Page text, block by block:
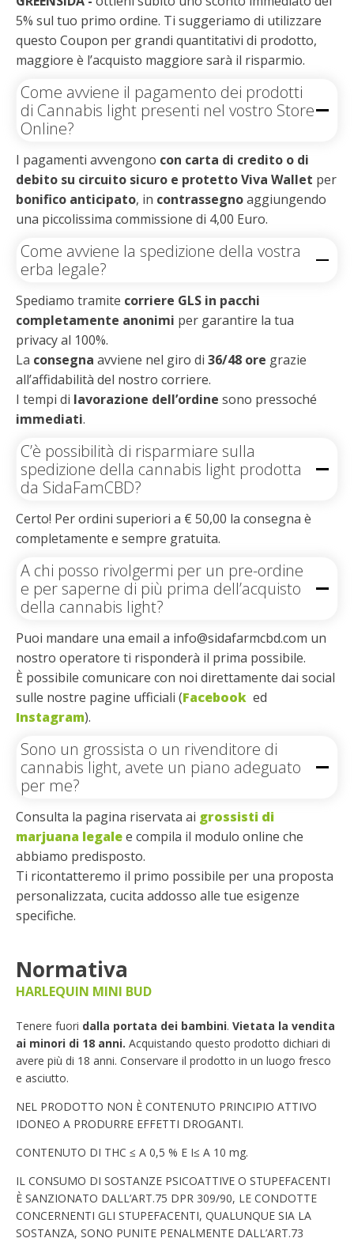
5% sul tuo primo ordine. Ti suggeriamo di utilizzare
questo Coupon per grandi quantitativi di prodotto,
maggiore è l’acquisto maggiore sarà il risparmio.
Come avviene il pagamento dei prodotti
di Cannabis light presenti nel vostro Store
Online?
I pagamenti avvengono con carta di credito o di
debito su circuito sicuro e protetto Viva Wallet per
bonifico anticipato, in contrassegnoaggiungendo
una piccolissima commissione di 4,00 Euro.
Come avviene la spedizione della vostra
erba legale?
Spediamo tramite corriere GLS in pacchi
completamente anonimi per garantire la tua
privacy al 100%.
La consegna avviene nel giro di 36/48 ore grazie
all’affidabilità del nostro corriere.
I tempi di lavorazione dell’ordine sono pressoché
immediati.
C’è possibilità di risparmiare sulla
spedizione della cannabis light prodotta
da SidaFamCBD?
Certo! Per ordini superiori a € 50,00 la consegna è
completamente e sempre gratuita.
A chi posso rivolgermi per un pre-ordine
e per saperne di più prima dell’acquisto
della cannabis light?
Puoi mandare una email a info@sidafarmcbd.com un
nostro operatore ti risponderà il prima possibile.
È possibile comunicare con noi direttamente dai social
sulle nostre pagine ufficiali (Facebook ed
Instagram).
Sono un grossista o un rivenditore di
cannabis light, avete un piano adeguato
per me?
Consulta la pagina riservata ai grossisti di
marjuana legalee compila il modulo online che
abbiamo predisposto.
Ti ricontatteremo il primo possibile per una proposta
personalizzata, cucita addosso alle tue esigenze
specifiche.
Normativa
HARLEQUIN MINI BUD
Tenere fuori dalla portata dei bambini. Vietata la vendita
ai minori di 18 anni. Acquistando questo prodotto dichiari di
avere più di 18 anni. Conservare il prodotto in un luogo fresco
e asciutto.
NEL PRODOTTO NON È CONTENUTO PRINCIPIO ATTIVO
IDONEO A PRODURRE EFFETTI DROGANTI.
CONTENUTO DI THC ≤ A 0,5 % E I≤ A 10 mg.
IL CONSUMO DI SOSTANZE PSICOATTIVE O STUPEFACENTI
È SANZIONATO DALL’ART.75 DPR 309/90, LE CONDOTTE
CONCERNENTI GLI STUPEFACENTI, QUALUNQUE SIA LA
SOSTANZA, SONO PUNITE PENALMENTE DALL’ART.73